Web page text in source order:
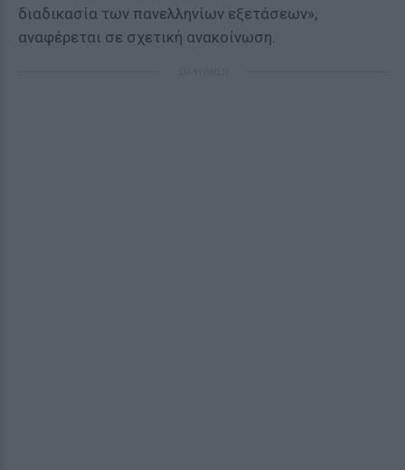
διαδικασία των πανελληνίων εξετάσεων»,
αναφέρεται σε σχετική ανακοίνωση.